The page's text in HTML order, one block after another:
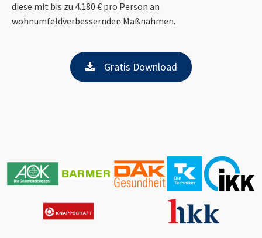
diese mit bis zu 4.180 € pro Person an
wohnumfeldverbessernden Maßnahmen.
Gratis Download